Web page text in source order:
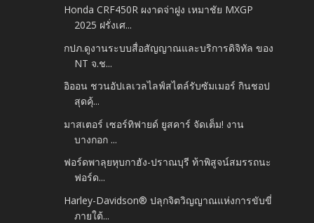
Honda CRF450R ผงาดจ่าฝูง เหมาชัย MXGP
2025 ฝรั่งเศ...
กปภ.ดูงานระบบสื่อสัญญาณและบริการดิจิทัล ของ
NT จ.ช...
อิออน ชวนอัปเลเวลไลฟ์สไตล์รับซัมเมอร์ กินชอป
สุดคุ้...
มาสเตอร์ เซอร์ทิฟายด์ ยูสคาร์ จัดเต็ม! งาน
บางกอก ...
ฟอร์ดพาลุยหุบกาฮัง-ปราณบุรี ท้าพิสูจน์สมรรถนะ
ฟอร์ด...
Harley-Davidson® ปลุกจิตวิญญาณแห่งการขับขี่
ภายใต้...